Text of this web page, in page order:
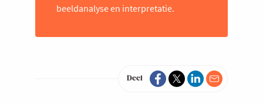
beeldanalyse en interpretatie.
Deel